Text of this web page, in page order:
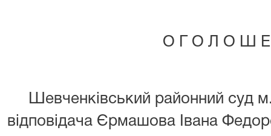
О Г О Л О Ш
Шевченківський районний суд
відповідача Єрмашова Івана